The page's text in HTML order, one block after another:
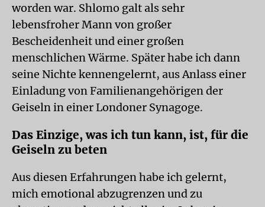
worden war. Shlomo galt als sehr
lebensfroher Mann von großer
Bescheidenheit und einer großen
menschlichen Wärme. Später habe ich dann
seine Nichte kennengelernt, aus Anlass einer
Einladung von Familienangehörigen der
Geiseln in einer Londoner Synagoge.
Das Einzige, was ich tun kann, ist, für die
Geiseln zu beten
Aus diesen Erfahrungen habe ich gelernt,
mich emotional abzugrenzen und zu